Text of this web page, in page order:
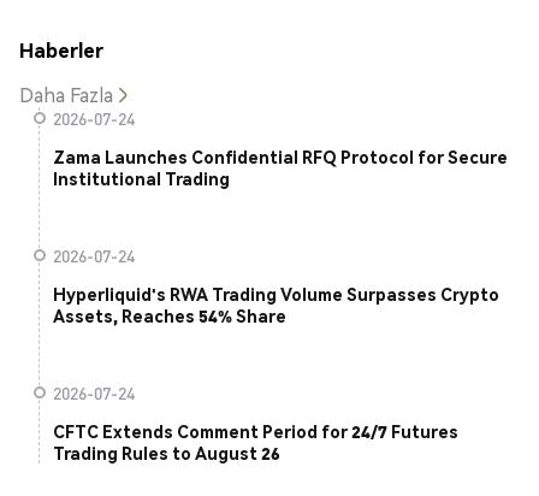
Haberler
Daha Fazla
2026-07-24
Zama Launches Confidential RFQ Protocol for Secure
Institutional Trading
2026-07-24
Hyperliquid's RWA Trading Volume Surpasses Crypto
Assets, Reaches 54% Share
2026-07-24
CFTC Extends Comment Period for 24/7 Futures
Trading Rules to August 26